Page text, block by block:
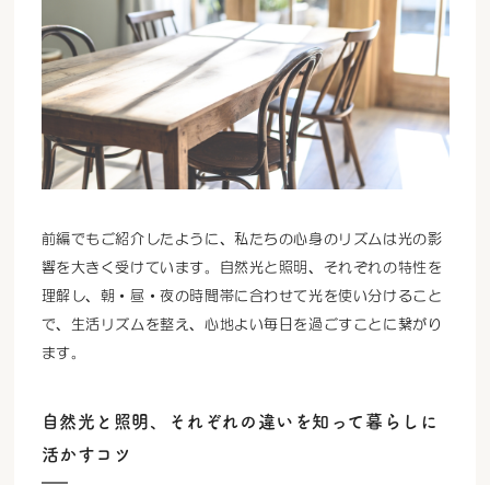
前編でもご紹介したように、私たちの心身のリズムは光の影
響を大きく受けています。自然光と照明、それぞれの特性を
理解し、朝・昼・夜の時間帯に合わせて光を使い分けること
で、生活リズムを整え、心地よい毎日を過ごすことに繋がり
ます。
自然光と照明、それぞれの違いを知って暮らしに
活かすコツ